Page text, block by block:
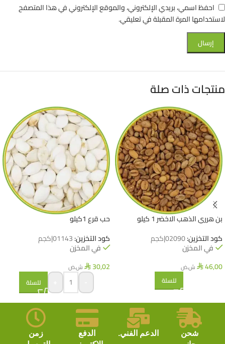
احفظ اسمي، بريدي الإلكتروني، والموقع الإلكتروني في هذا المتصفح
لاستخدامها المرة المقبلة في تعليقي.
منتجات ذات صلة
بن هرري الذهب الاخضر 1 كيلو
كود التخزين:02090|كجم
في المخزن
⃁ 46,00 ش.ض
للسلة
حب قرع 1كيلو
كود التخزين:01143|كجم
في المخزن
⃁ 30,02 ش.ض
للسلة
شحن
الدعم الفني.
الدفع
زمن